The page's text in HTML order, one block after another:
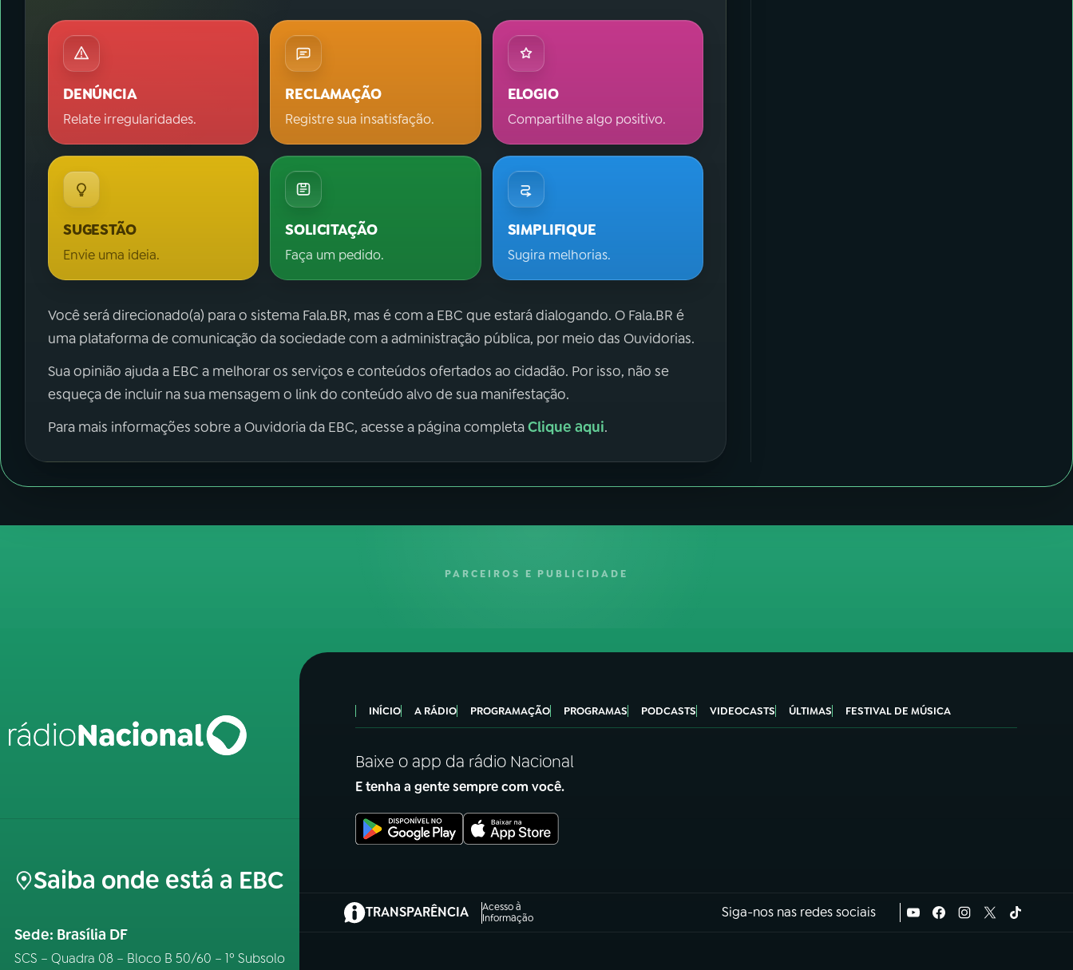
DENÚNCIA
Relate irregularidades.
RECLAMAÇÃO
Registre sua insatisfação.
ELOGIO
Compartilhe algo positivo.
SUGESTÃO
Envie uma ideia.
SOLICITAÇÃO
Faça um pedido.
SIMPLIFIQUE
Sugira melhorias.
Você será direcionado(a) para o sistema Fala.BR, mas é com a EBC que estará dialogando. O Fala.BR é
uma plataforma de comunicação da sociedade com a administração pública, por meio das Ouvidorias.
Sua opinião ajuda a EBC a melhorar os serviços e conteúdos ofertados ao cidadão. Por isso, não se
esqueça de incluir na sua mensagem o link do conteúdo alvo de sua manifestação.
Para mais informações sobre a Ouvidoria da EBC, acesse a página completaClique aqui.
PARCEIROS E PUBLICIDADE
Saiba onde está a EBC
Sede: Brasília DF
SCS – Quadra 08 – Bloco B 50/60 – 1º Subsolo
INÍCIO A RÁDIO PROGRAMAÇÃO PROGRAMAS PODCASTS VIDEOCASTS ÚLTIMAS FESTIVAL DE MÚSICA
Baixe o app da rádio Nacional
E tenha a gente sempre com você.
TRANSPARÊNCIA
Acesso à
Informação
(abre em nova aba) Siga-nos nas redes sociais